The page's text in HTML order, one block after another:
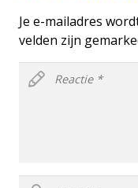
Je e-mailadres
velden zijn